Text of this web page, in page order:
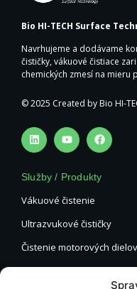
Bio HI-TECH Surface
Navrhujeme a dodávame
čističky, vákuové čistiace
chemických zmesí na mieru
© 2025 Created by Bio HI-
Služby / Produkty
Vákuové čistenie
Ultrazvukové čističky
Čistenie motorových dielov
Odlakovanie